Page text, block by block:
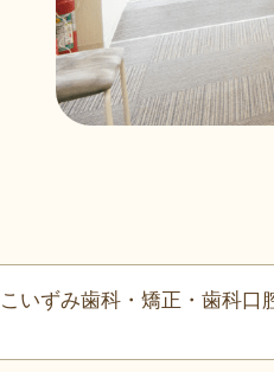
いずみ歯科・矯正・歯科口